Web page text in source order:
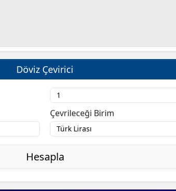
Döviz Çevirici
Çevrileceği Birim
Hesapla